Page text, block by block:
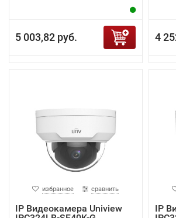
5 003,82 руб. 4
избранное сравнить
IP Видеокамера Uniview
IP